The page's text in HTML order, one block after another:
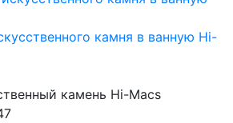
камня в ванную Hi-
камень Hi-Macs